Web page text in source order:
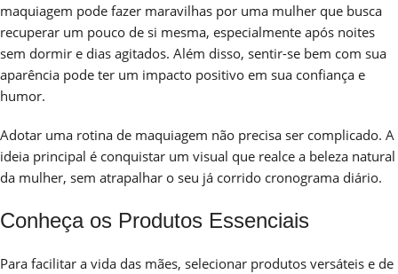
maquiagem pode fazer maravilhas por uma mulher que busca
recuperar um pouco de si mesma, especialmente após noites
sem dormir e dias agitados. Além disso, sentir-se bem com sua
aparência pode ter um impacto positivo em sua confiança e
humor.
Adotar uma rotina de maquiagem não precisa ser complicado. A
ideia principal é conquistar um visual que realce a beleza natural
da mulher, sem atrapalhar o seu já corrido cronograma diário.
Conheça os Produtos Essenciais
Para facilitar a vida das mães, selecionar produtos versáteis e de